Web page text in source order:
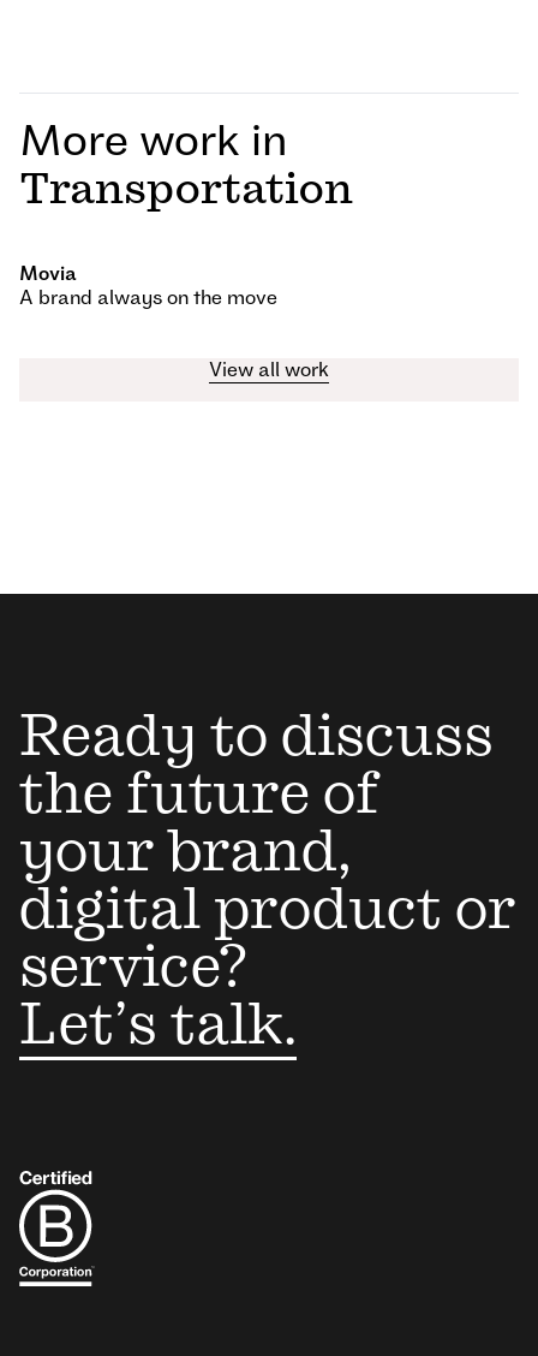
More work in
Transportation
Movia
A brand always on the move
View all work
Ready to discuss
the future of
your brand,
digital product or
service?
Let’s talk.